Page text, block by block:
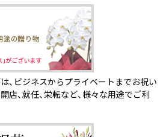
、ビジネスからプライベートまでお祝い
店、就任、栄転など、様々な用途でご利